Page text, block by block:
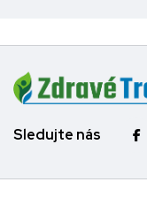
Sledujte nás